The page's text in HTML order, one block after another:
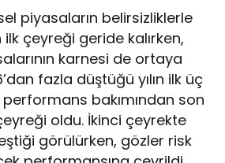
piyasaların belirsizliklerle
ilk çeyreği geride kalırken,
karnesi de ortaya
fazla düştüğü yılın ilk üç
bakımından son
oldu. İkinci çeyrekte
görülürken, gözler risk